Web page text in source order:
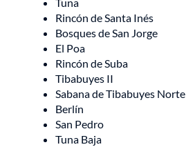
Rincón de Santa Inés
Bosques de San Jorge
El Poa
Rincón de Suba
Tibabuyes II
Sabana de Tibabuyes Norte
Berlín
San Pedro
Tuna Baja